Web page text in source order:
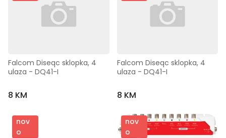
Falcom Diseqc sklopka, 4
ulaza - DQ41-I
8 KM
Falcom Diseqc sklopka, 4
ulaza - DQ41-I
8 KM
nov
o
nov
o